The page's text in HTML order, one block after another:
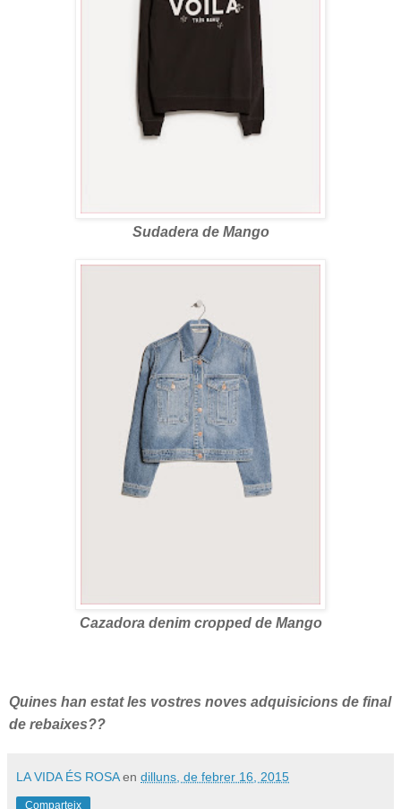
Sudadera de Mango
Cazadora denim cropped de Mango
Quines han estat les vostres noves adquisicions de final
de rebaixes??
LA VIDA ÉS ROSA en dilluns, de febrer 16, 2015
Comparteix